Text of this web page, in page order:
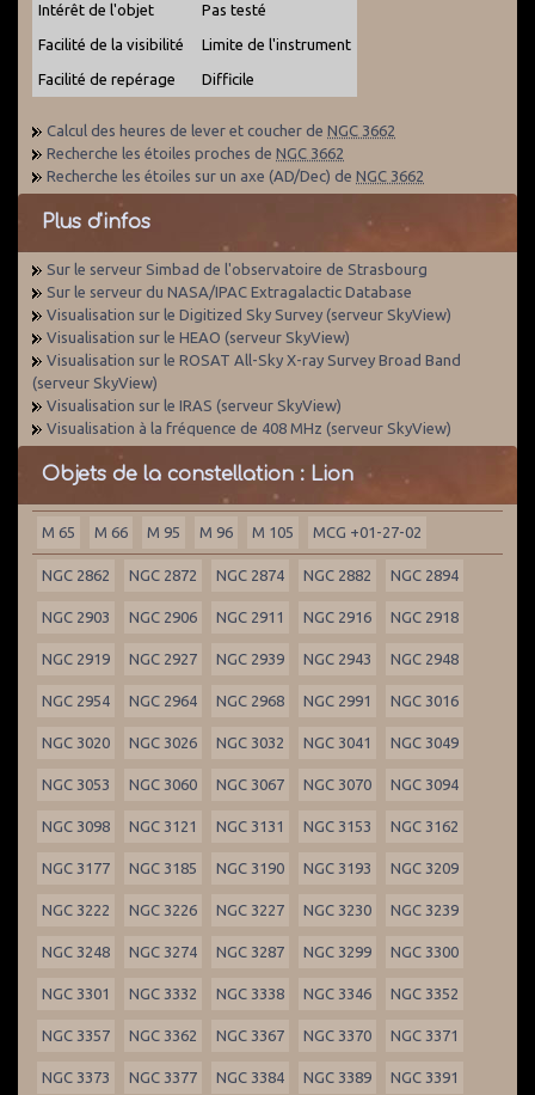
Intérêt de l'objet Pas testé
Facilité de la visibilité Limite de l'instrument
Facilité de repérage Difficile
Calcul des heures de lever et coucher de NGC 3662
Recherche les étoiles proches de NGC 3662
Recherche les étoiles sur un axe (AD/Dec) de NGC 3662
Plus d'infos
Sur le serveur Simbad de l'observatoire de Strasbourg
Sur le serveur du NASA/IPAC Extragalactic Database
Visualisation sur le Digitized Sky Survey (serveur SkyView)
Visualisation sur le HEAO (serveur SkyView)
Visualisation sur le ROSAT All-Sky X-ray Survey Broad Band
(serveur SkyView)
Visualisation sur le IRAS (serveur SkyView)
Visualisation à la fréquence de 408 MHz (serveur SkyView)
Objets de la constellation : Lion
M 65 M 66 M 95 M 96 M 105 MCG +01-27-02
NGC 2862 NGC 2872 NGC 2874 NGC 2882 NGC 2894
NGC 2903 NGC 2906 NGC 2911 NGC 2916 NGC 2918
NGC 2919 NGC 2927 NGC 2939 NGC 2943 NGC 2948
NGC 2954 NGC 2964 NGC 2968 NGC 2991 NGC 3016
NGC 3020 NGC 3026 NGC 3032 NGC 3041 NGC 3049
NGC 3053 NGC 3060 NGC 3067 NGC 3070 NGC 3094
NGC 3098 NGC 3121 NGC 3131 NGC 3153 NGC 3162
NGC 3177 NGC 3185 NGC 3190 NGC 3193 NGC 3209
NGC 3222 NGC 3226 NGC 3227 NGC 3230 NGC 3239
NGC 3248 NGC 3274 NGC 3287 NGC 3299 NGC 3300
NGC 3301 NGC 3332 NGC 3338 NGC 3346 NGC 3352
NGC 3357 NGC 3362 NGC 3367 NGC 3370 NGC 3371
NGC 3373 NGC 3377 NGC 3384 NGC 3389 NGC 3391